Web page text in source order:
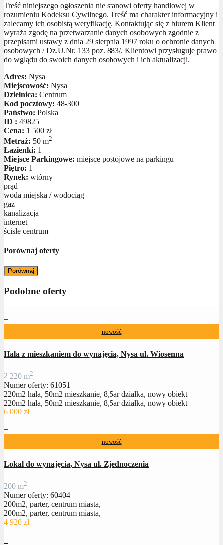
Treść niniejszego ogłoszenia nie stanowi oferty handlowej w
rozumieniu Kodeksu Cywilnego. Treść ma charakter informacyjny i
zalecamy ich osobistą weryfikację. Kontaktując się z biurem Klient
wyraża zgodę na przetwarzanie danych osobowych zgodnie z
przepisami ustawy z dnia 29 sierpnia 1997 roku o ochronie danych
osobowych / Dz.U.Nr. 133 poz. 883/. Klientowi przysługuje prawo
do wglądu do swoich danych osobowych i ich aktualizacji.
Adres: Nysa
Miejscowość: Nysa
Dzielnica: Centrum
Kod pocztowy: 48-300
Państwo: Polska
ID : 49825
Cena: 1 500 zł
Metraż: 50 m2
Łazienki: 1
Miejsce Parkingowe: miejsce postojowe na parkingu
Piętro: 1
Rynek: wtórny
prąd
woda miejska / wodociąg
gaz
kanalizacja
internet
ścisłe centrum
Porównaj oferty
Porównaj
Podobne oferty
+
nowość
Hala z mieszkaniem do wynajęcia, Nysa ul. Wiosenna
2 220 m2
Numer oferty: 61051
220m2 hala, 50m2 mieszkanie, 8,5ar działka, nowy obiekt
220m2 hala, 50m2 mieszkanie, 8,5ar działka, nowy obiekt
6 000 zł
+
nowość
Lokal do wynajęcia, Nysa ul. Zjednoczenia
200 m2
Numer oferty: 60404
200m2, parter, centrum miasta,
200m2, parter, centrum miasta,
4 920 zł
+